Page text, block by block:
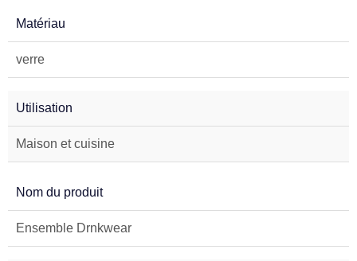
Matériau
verre
Utilisation
Maison et cuisine
Nom du produit
Ensemble Drnkwear